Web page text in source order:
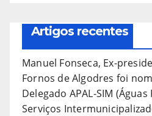
Artigos recentes
Manuel Fonseca, Ex-
Fornos de Algodres foi
Delegado APAL-SIM
Serviços